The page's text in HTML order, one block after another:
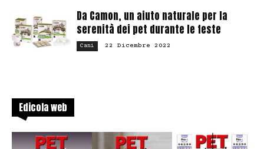
Da Camon, un aiuto naturale per la
serenità dei pet durante le feste
Cani 22 Dicembre 2022
Edicola web